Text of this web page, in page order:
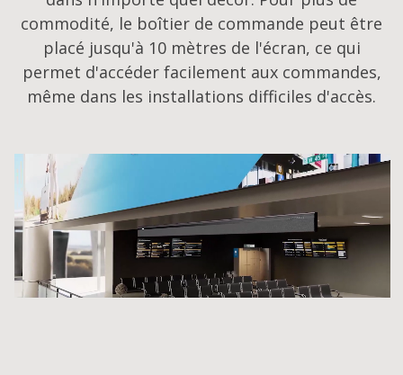
commodité, le boîtier de commande peut être
placé jusqu'à 10 mètres de l'écran, ce qui
permet d'accéder facilement aux commandes,
même dans les installations difficiles d'accès.